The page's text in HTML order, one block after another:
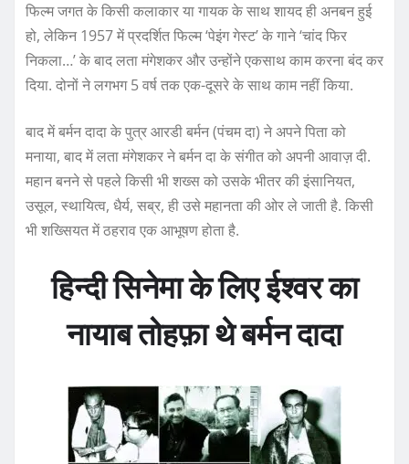
फिल्म जगत के किसी कलाकार या गायक के साथ शायद ही अनबन हुई
हो, लेकिन 1957 में प्रदर्शित फिल्म ‘पेइंग गेस्ट’ के गाने ‘चांद फिर
निकला…’ के बाद लता मंगेशकर और उन्होंने एकसाथ काम करना बंद कर
दिया. दोनों ने लगभग 5 वर्ष तक एक-दूसरे के साथ काम नहीं किया.
बाद में बर्मन दादा के पुत्र आरडी बर्मन (पंचम दा) ने अपने पिता को
मनाया, बाद में लता मंगेशकर ने बर्मन दा के संगीत को अपनी आवाज़ दी.
महान बनने से पहले किसी भी शख्स को उसके भीतर की इंसानियत,
उसूल, स्थायित्व, धैर्य, सब्र, ही उसे महानता की ओर ले जाती है. किसी
भी शख्सियत में ठहराव एक आभूषण होता है.
हिन्दी सिनेमा के लिए ईश्वर का
नायाब तोहफ़ा थे बर्मन दादा